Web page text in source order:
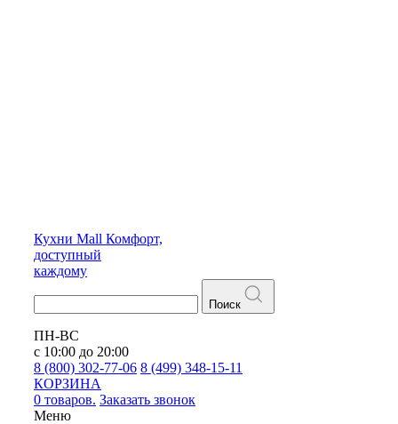
Кухни Mall Комфорт,
доступный
каждому
Поиск
ПН-ВС
с 10:00 до 20:00
8 (800) 302-77-06 8 (499) 348-15-11
КОРЗИНА
0 товаров. Заказать звонок
Меню